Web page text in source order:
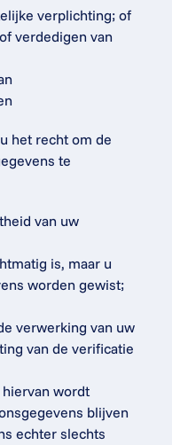
verplichting; of
verdedigen van
het recht om de
te
van uw
is, maar u
worden gewist;
verwerking van uw
van de verificatie
wordt
blijven
echter slechts